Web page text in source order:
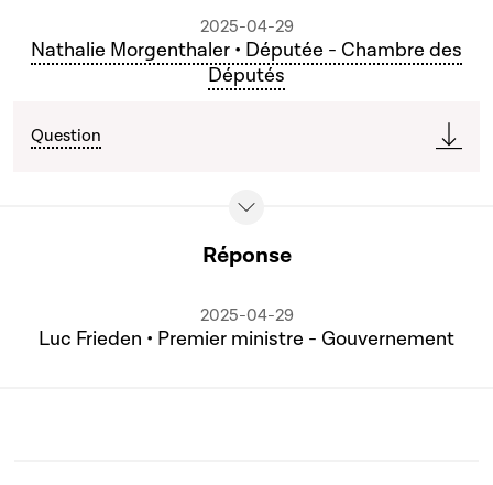
2025-04-29
Nathalie Morgenthaler • Députée - Chambre des
Députés
Question
Réponse
2025-04-29
Luc Frieden • Premier ministre - Gouvernement